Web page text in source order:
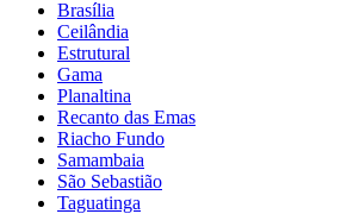
Brasília
Ceilândia
Estrutural
Gama
Planaltina
Recanto das Emas
Riacho Fundo
Samambaia
São Sebastião
Taguatinga